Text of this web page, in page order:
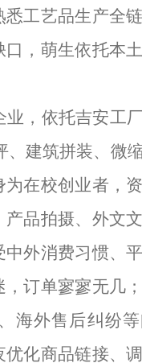
工艺品生产全
，萌生依托本
业，依托吉安工
、建筑拼装、微
在校创业者，
品拍摄、外文
外消费习惯、
订单寥寥无几
海外售后纠纷
化商品链接、